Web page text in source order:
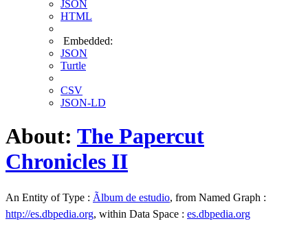
JSON
HTML
Embedded:
JSON
Turtle
CSV
JSON-LD
About: The Papercut
Chronicles II
An Entity of Type : Ãlbum de estudio, from Named Graph :
http://es.dbpedia.org, within Data Space : es.dbpedia.org